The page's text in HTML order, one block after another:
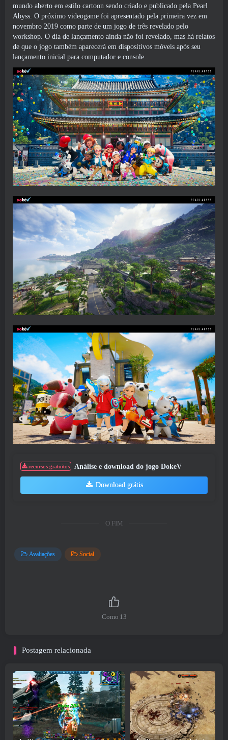
mundo aberto em estilo cartoon sendo criado e publicado pela Pearl
Abyss. O próximo videogame foi apresentado pela primeira vez em
novembro 2019 como parte de um jogo de três revelado pelo
workshop. O dia de lançamento ainda não foi revelado, mas há relatos
de que o jogo também aparecerá em dispositivos móveis após seu
lançamento inicial para computador e console..
recursos gratuitos Análise e download do jogo DokeV
Download grátis
O FIM
Avaliações Social
Como 13
Postagem relacionada